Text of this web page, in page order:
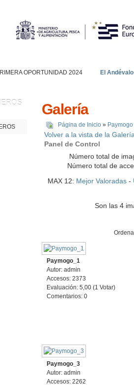
OPORTUNIDAD 2024 El Andévalo
Galería
Página de Inicio » Paymogo
Volver a la vista de la
Panel de Control
Número total de
Número total de
MAX 12: Mejor Valoradas-
Son las 4
Paymogo_1
Autor: admin
Accesos: 2373
Evaluación: 5,00 (1 Votar)
Comentarios: 0
Paymogo_3
Autor: admin
Accesos: 2262